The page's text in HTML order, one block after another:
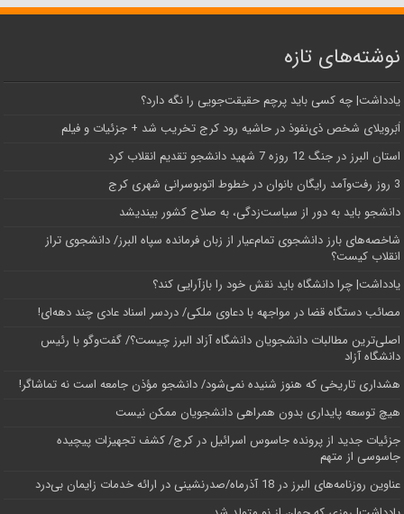
نوشته‌های تازه
یادداشت| ‌چه کسی باید پرچم حقیقت‌جویی را نگه دارد؟
اَبَر‌ویلای شخص ذی‌نفوذ در حاشیه‌ رود کرج تخریب شد + جزئیات و فیلم
استان البرز در جنگ 12 روزه 7 شهید دانشجو تقدیم انقلاب کرد
3 روز رفت‌وآمد رایگان بانوان در خطوط اتوبوسرانی شهری کرج
دانشجو باید به دور از سیاست‌زدگی، به صلاح کشور بیندیشد
شاخصه‌های بارز دانشجوی تمام‌عیار از زبان فرمانده سپاه البرز/ دانشجوی تراز
انقلاب کیست؟
یادداشت| چرا دانشگاه باید نقش خود را بازآرایی کند؟
مصائب دستگاه قضا در مواجهه با دعاوی ملکی/ دردسر اسناد عادی چند‌ دهه‌ای!
اصلی‌ترین مطالبات دانشجویان دانشگاه آزاد البرز چیست؟/ گفت‌وگو با رئیس
دانشگاه آز‌اد
هشداری تاریخی که هنوز شنیده نمی‌شود/ دانشجو مؤذن جامعه است نه تماشاگر!
هیچ توسعه پایداری بدون همراهی دانشجویان ممکن نیست
جزئیات جدید از پرونده جاسوس اسرائیل در کرج/‌ کشف تجهیزات پیچیده
جاسوسی از متهم
عناوین روزنامه‌های البرز در ‌18 آذرماه/صدرنشینی در ارائه خدمات زایمان بی‌درد